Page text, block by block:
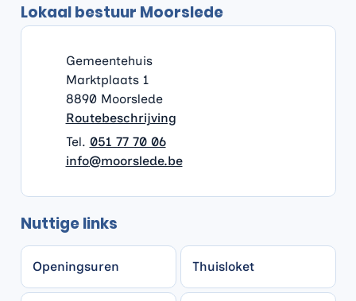
Lokaal bestuur Moorslede
Contact & openingsuren
AdresGemeentehuis
Marktplaats 1
,8890 Moorslede
Routebeschrijving
051 77 70 06
E-mailinfo@moorslede.be
Nuttige links
Openingsuren Thuisloket